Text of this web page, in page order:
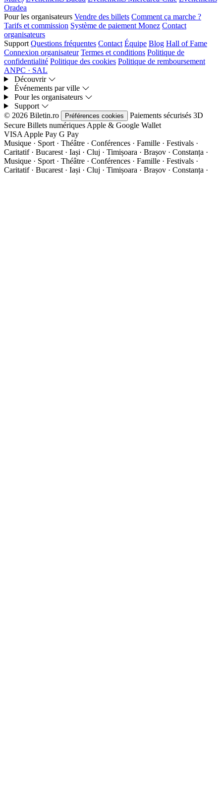
Oradea
Pour les organisateurs Vendre des billets Comment ça marche ?
Tarifs et commission Système de paiement Monez Contact
organisateurs
Support Questions fréquentes Contact Équipe Blog Hall of Fame
Connexion organisateur Termes et conditions Politique de
confidentialité Politique des cookies Politique de remboursement
ANPC · SAL
Découvrir
Événements par ville
Pour les organisateurs
Support
© 2026 Biletin.ro
Préférences cookies Paiements sécurisés 3D
Secure Billets numériques Apple & Google Wallet
VISA Apple Pay G Pay
Musique · Sport · Théâtre · Conférences · Famille · Festivals ·
Caritatif · Bucarest · Iași · Cluj · Timișoara · Brașov · Constanța ·
Musique · Sport · Théâtre · Conférences · Famille · Festivals ·
Caritatif · Bucarest · Iași · Cluj · Timișoara · Brașov · Constanța ·